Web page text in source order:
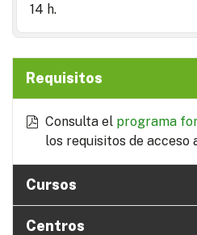
14 h.
Requisitos
Consulta el programa
los requisitos de acceso
Cursos
Centros